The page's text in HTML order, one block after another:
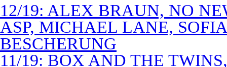
12/19: ALEX BRAUN, NO
ASP, MICHAEL LANE,
BESCHERUNG
11/19: BOX AND THE